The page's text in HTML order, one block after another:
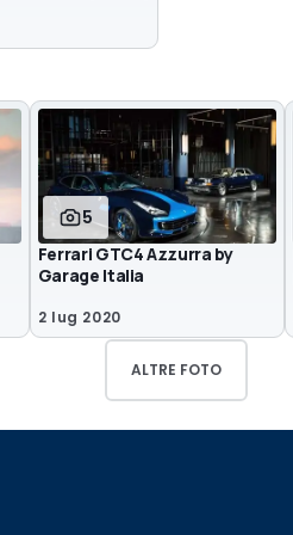
5
Ferrari GTC4 Azzurra by
Garage Italia
2 lug 2020
ALTRE FOTO